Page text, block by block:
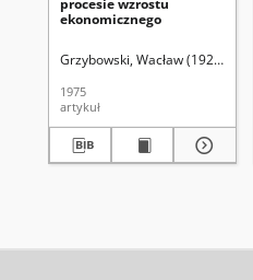
procesie wzrostu
ekonomicznego
Grzybowski, Wacław (1929-2004)
1975
artykuł